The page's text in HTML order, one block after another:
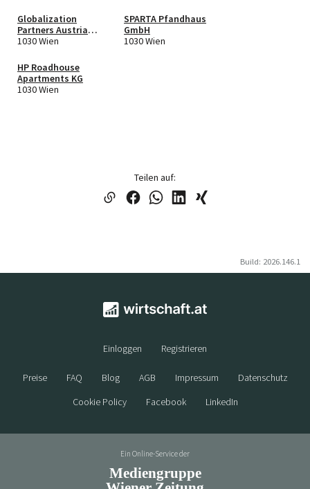
Globalization
Partners Austria
GmbH
1030 Wien
SPARTA Pfandhaus
GmbH
1030 Wien
HP Roadhouse
Apartments KG
1030 Wien
Teilen auf:
Build: 2026.146.1
Einloggen Registrieren
Preise FAQ Blog AGB Impressum
Datenschutz
Cookie Policy
Facebook LinkedIn
Ein Online-Service der
Mediengruppe